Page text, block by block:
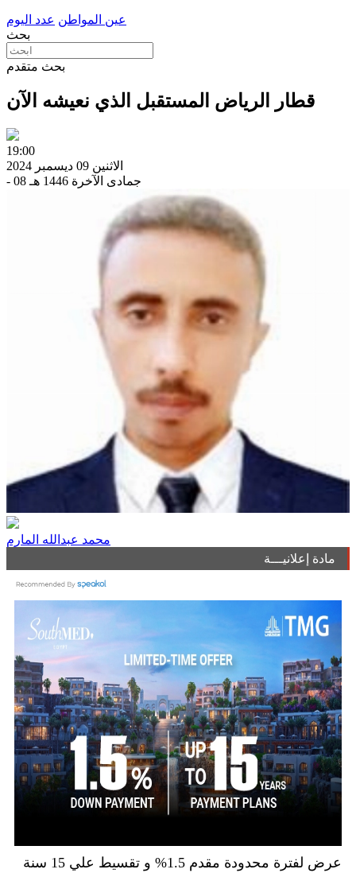
عين المواطن عدد اليوم
بحث
بحث متقدم
قطار الرياض المستقبل الذي نعيشه الآن
19:00
الاثنين 09 ديسمبر 2024
- 08 جمادى الآخرة 1446 هـ
محمد عبدالله المارم
مادة إعلانيـــة
عرض لفترة محدودة مقدم 1.5% و تقسيط علي 15 سنة